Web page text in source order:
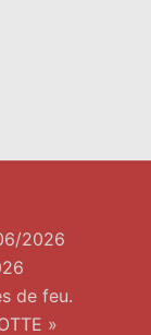
2026
de feu.
»